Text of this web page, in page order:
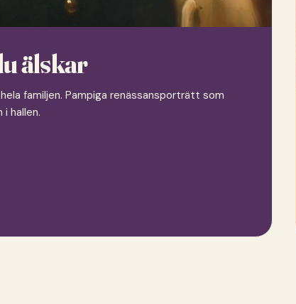
älskar
familjen. Pampiga renässansporträtt som
hallen.